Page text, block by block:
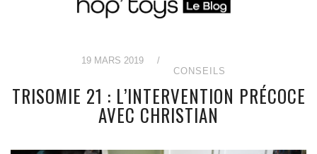
19 MARS 2019
/
CONSEILS
TRISOMIE 21 : L’INTERVENTION PRÉCOCE
AVEC CHRISTIAN